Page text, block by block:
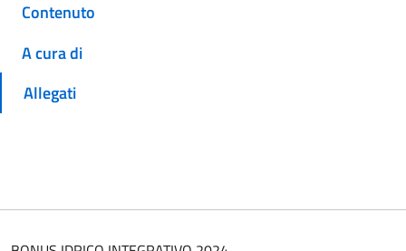
Contenuto
A cura di
Allegati